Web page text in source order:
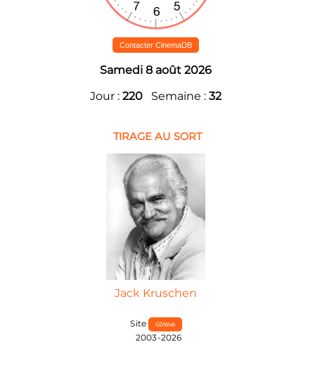
Contacter CinemaDB
Samedi 8 août 2026
Jour : 220 Semaine : 32
TIRAGE AU SORT
Jack Kruschen
Site GDWeb
2003-2026